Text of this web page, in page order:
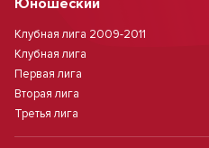
Юношеский
Клубная лига 2009-2011
Клубная лига
Первая лига
Вторая лига
Третья лига